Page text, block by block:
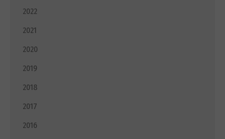
2022
2021
2020
2019
2018
2017
2016